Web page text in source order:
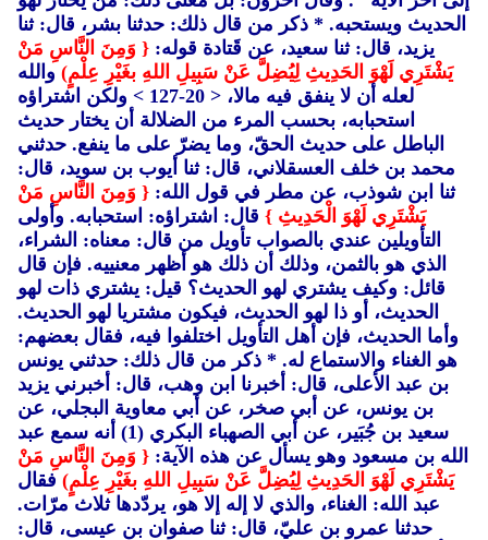
الحديث ويستحبه. * ذكر من قال ذلك: حدثنا بشر، قال: ثنا
يزيد، قال: ثنا سعيد، عن قَتادة قوله: { وَمِنَ النَّاسِ مَنْ
يَشْتَرِي لَهْوَ الحَدِيثِ لِيُضِلَّ عَنْ سَبِيلِ اللهِ بغَيْرِ عِلْمٍ) والله
لعله أن لا ينفق فيه مالا، < 20-127 > ولكن اشتراؤه
استحبابه، بحسب المرء من الضلالة أن يختار حديث
الباطل على حديث الحقّ، وما يضرّ على ما ينفع. حدثني
محمد بن خلف العسقلاني، قال: ثنا أيوب بن سويد، قال:
ثنا ابن شوذب، عن مطر في قول الله: { وَمِنَ النَّاسِ مَنْ
يَشْتَرِي لَهْوَ الْحَدِيثِ } قال: اشتراؤه: استحبابه. وأولى
التأويلين عندي بالصواب تأويل من قال: معناه: الشراء،
الذي هو بالثمن، وذلك أن ذلك هو أظهر معنييه. فإن قال
قائل: وكيف يشتري لهو الحديث؟ قيل: يشتري ذات لهو
الحديث، أو ذا لهو الحديث، فيكون مشتريا لهو الحديث.
وأما الحديث، فإن أهل التأويل اختلفوا فيه، فقال بعضهم:
هو الغناء والاستماع له. * ذكر من قال ذلك: حدثني يونس
بن عبد الأعلى، قال: أخبرنا ابن وهب، قال: أخبرني يزيد
بن يونس، عن أبي صخر، عن أبي معاوية البجلي، عن
سعيد بن جُبَير، عن أبي الصهباء البكري (1)
أنه سمع عبد
الله بن مسعود وهو يسأل عن هذه الآية: { وَمِنَ النَّاسِ مَنْ
يَشْتَرِي لَهْوَ الحَدِيثِ لِيُضِلَّ عَنْ سَبِيلِ اللهِ بغَيْرِ عِلْمٍ) فقال
عبد الله: الغناء، والذي لا إله إلا هو، يردّدها ثلاث مرّات.
حدثنا عمرو بن عليّ، قال: ثنا صفوان بن عيسى، قال: